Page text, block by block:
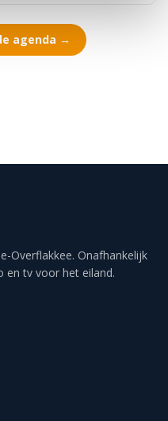
agenda →
Overflakkee. Onafhankelijk
en tv voor het eiland.